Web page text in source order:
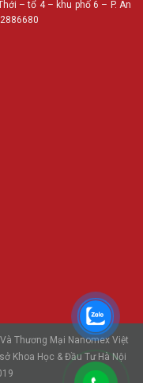
– tổ 4 – khu phố 6 – P. An
Thương Mại Nanomex Việt
Khoa Học & Đầu Tư Hà Nội